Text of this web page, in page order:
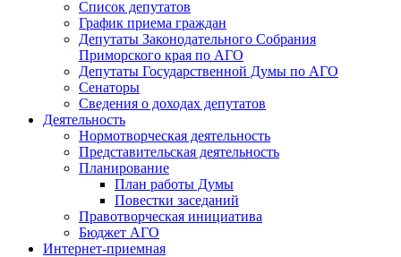
Список депутатов
График приема граждан
Депутаты Законодательного Собрания
Приморского края по АГО
Депутаты Государственной Думы по АГО
Сенаторы
Сведения о доходах депутатов
Деятельность
Нормотворческая деятельность
Представительская деятельность
Планирование
План работы Думы
Повестки заседаний
Правотворческая инициатива
Бюджет АГО
Интернет-приемная